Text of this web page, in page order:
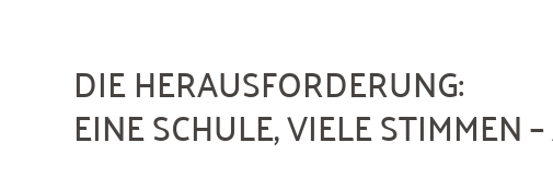
DIE HERAUSFORDERUNG:
EINE SCHULE, VIELE STIMMEN